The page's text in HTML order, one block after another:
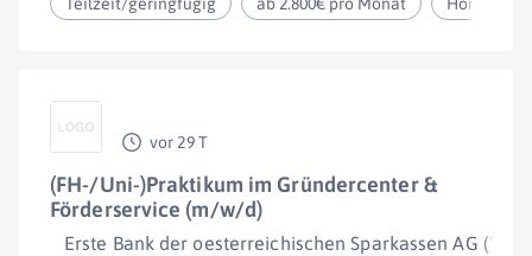
vor 29 T
(FH-/Uni-)Praktikum im Gründercenter &
Förderservice (m/w/d)
Erste Bank der oesterreichischen Sparkassen AG